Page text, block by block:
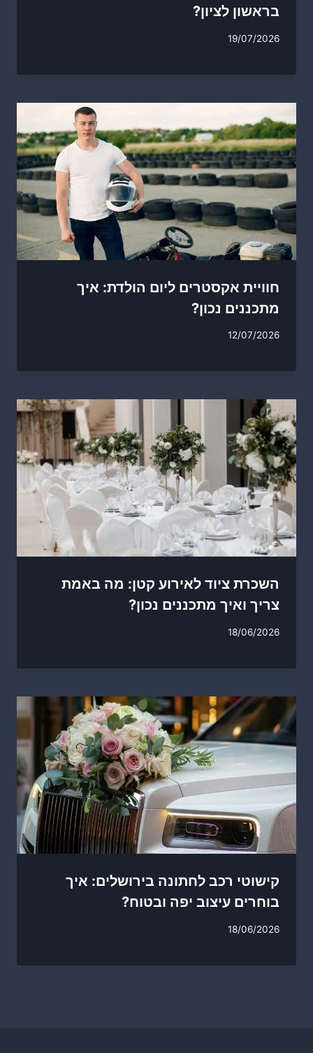
בראשון לציון?
19/07/2026
חוויית אקסטרים ליום הולדת: איך
מתכננים נכון?
12/07/2026
השכרת ציוד לאירוע קטן: מה באמת
צריך ואיך מתכננים נכון?
18/06/2026
קישוטי רכב לחתונה בירושלים: איך
בוחרים עיצוב יפה ובטוח?
18/06/2026